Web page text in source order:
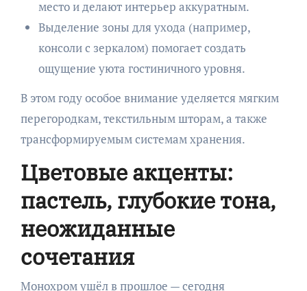
место и делают интерьер аккуратным.
Выделение зоны для ухода (например,
консоли с зеркалом) помогает создать
ощущение уюта гостиничного уровня.
В этом году особое внимание уделяется мягким
перегородкам, текстильным шторам, а также
трансформируемым системам хранения.
Цветовые акценты:
пастель, глубокие тона,
неожиданные
сочетания
Монохром ушёл в прошлое — сегодня